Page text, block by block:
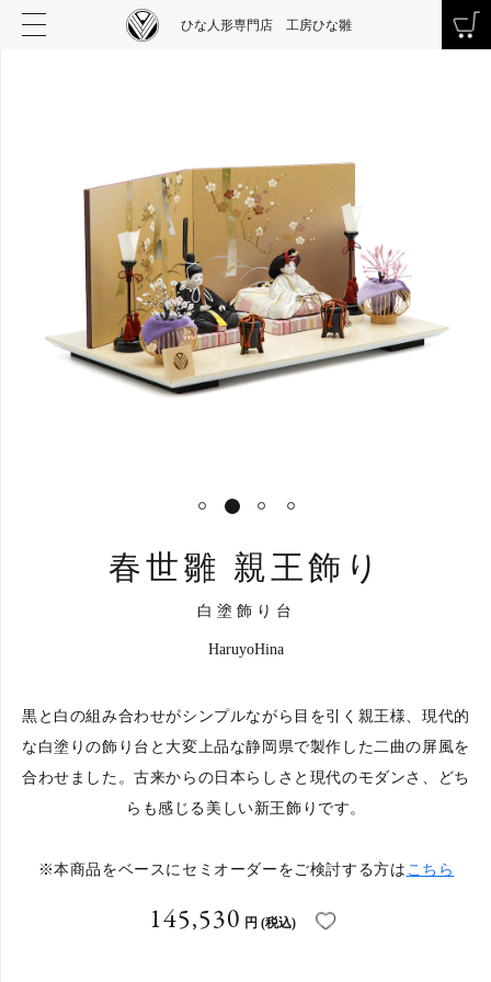
ひな人形専門店 工房ひな雛
1 3 4
春世雛 親王飾り
白塗飾り台
HaruyoHina
黒と白の組み合わせがシンプルながら目を引く親王様、現代的
な白塗りの飾り台と大変上品な静岡県で製作した二曲の屏風を
合わせました。古来からの日本らしさと現代のモダンさ、どち
らも感じる美しい新王飾りです。
※本商品をベースにセミオーダーをご検討する方は こちら
145,530 円 (税込)
カートへ進む